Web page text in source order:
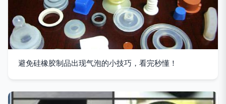
避免硅橡胶制品出现气泡的小技巧，看完秒懂！